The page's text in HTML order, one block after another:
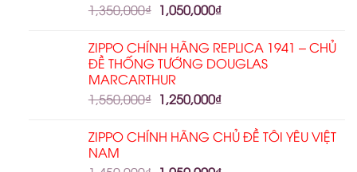
1,350,000₫ 1,050,000₫
ZIPPO CHÍNH HÃNG REPLICA 1941 – CHỦ
ĐỀ THỐNG TƯỚNG DOUGLAS
MARCARTHUR
1,550,000₫ 1,250,000₫
ZIPPO CHÍNH HÃNG CHỦ ĐỀ TÔI YÊU VIỆT
NAM